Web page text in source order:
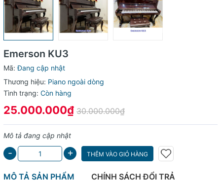
Emerson KU3
Mã:Đang cập nhật
Thương hiệu: Piano ngoài dòng
Tình trạng: Còn hàng
25.000.000₫ 30.000.000₫
Mô tả đang cập nhật
- + THÊM VÀO GIỎ HÀNG
MÔ TẢ SẢN PHẨM CHÍNH SÁCH ĐỔI TRẢ